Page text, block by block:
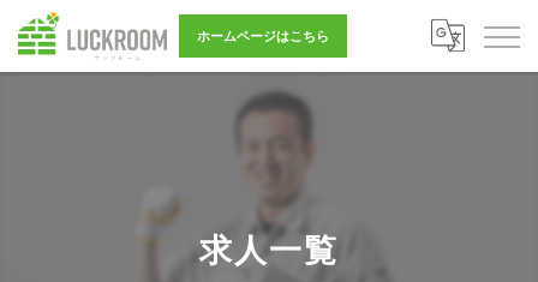
ホームページはこちら
求人一覧